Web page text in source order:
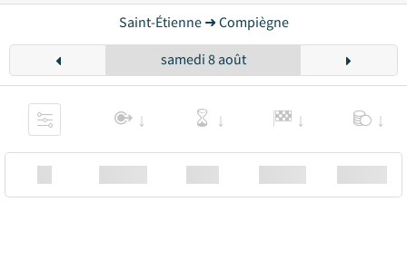
Saint-Étienne ➜ Compiègne
samedi 8 août